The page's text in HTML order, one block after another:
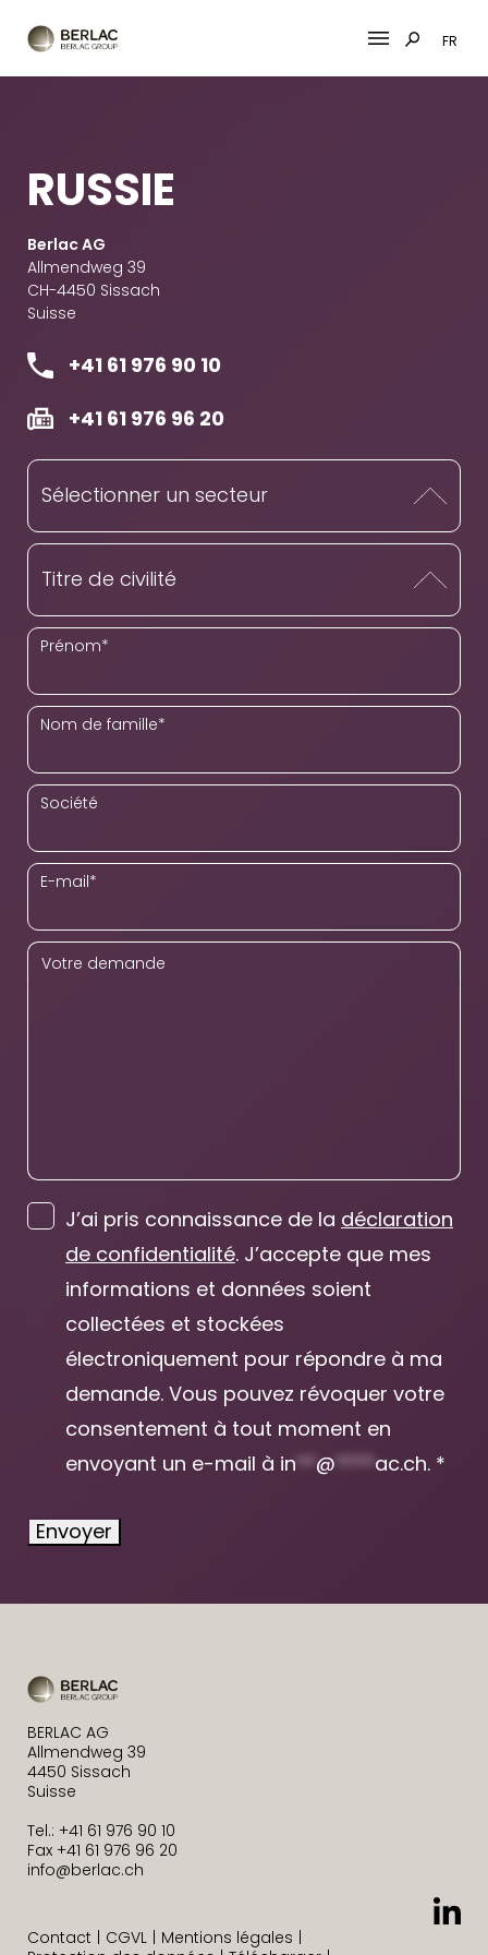
FR
RUSSIE
Berlac AG
Allmendweg 39
CH-4450 Sissach
Suisse
+41 61 976 90 10
+41 61 976 96 20
Prénom*
Nom de famille*
Société
E-mail*
Votre demande
J’ai pris connaissance de la déclaration
de confidentialité. J’accepte que mes
informations et données soient
collectées et stockées
électroniquement pour répondre à ma
demande. Vous pouvez révoquer votre
consentement à tout moment en
envoyant un e-mail à in**@****ac.ch. *
Envoyer
BERLAC AG
Allmendweg 39
4450 Sissach
Suisse
Tel.: +41 61 976 90 10
Fax +41 61 976 96 20
info@berlac.ch
Contact CGVL
Mentions légales